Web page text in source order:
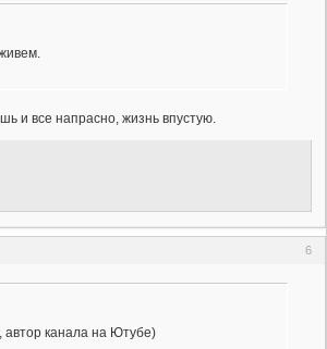
и все напрасно, жизнь впустую.
6
автор канала на Ютубе)